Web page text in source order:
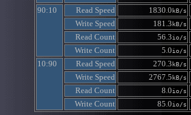
90:10 Read Speed 1830.0 kB/s
Write Speed 181.3 kB/s
Read Count 56.3io/s
Write Count 5.0io/s
10:90 Read Speed 270.3 kB/s
Write Speed 2767.5 kB/s
Read Count 8.0io/s
Write Count 85.0io/s